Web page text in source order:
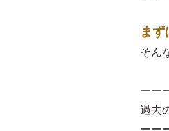
まず
そん
ーー
過去